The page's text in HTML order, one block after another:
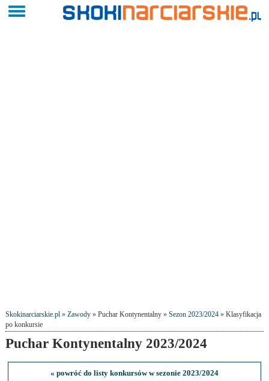
Skokinarciarskie.pl» Zawody» Puchar Kontynentalny » Sezon 2023/2024» Klasyfikacja
po konkursie
Puchar Kontynentalny 2023/2024
« powróć do listy konkursów w sezonie 2023/2024